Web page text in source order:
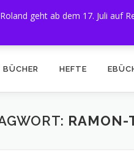
geht ab dem 17. Juli auf
BÜCHER HEFTE
RAMON-